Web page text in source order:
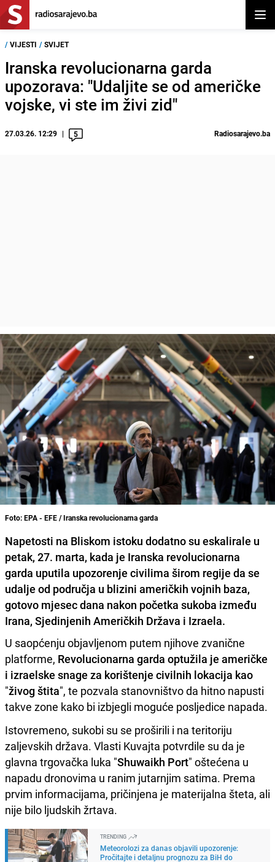
/ VIJESTI / SVIJET
Iranska revolucionarna garda
upozorava: "Udaljite se od američke
vojske, vi ste im živi zid"
27.03.26. 12:29 5 Radiosarajevo.ba
Foto: EPA - EFE / Iranska revolucionarna garda
Napetosti na Bliskom istoku dodatno su eskalirale u
petak, 27. marta, kada je Iranska revolucionarna
garda uputila upozorenje civilima širom regije da se
udalje od područja u blizini američkih vojnih baza,
gotovo mjesec dana nakon početka sukoba između
Irana, Sjedinjenih Američkih Država i Izraela.
U saopćenju objavljenom putem njihove zvanične
platforme, Revolucionarna garda optužila je američke
i izraelske snage za korištenje civilnih lokacija kao
"živog štita", te pozvala stanovništvo da hitno napusti
takve zone kako bi izbjegli moguće posljedice napada.
Istovremeno, sukobi su se proširili i na teritoriju
zaljevskih država. Vlasti Kuvajta potvrdile su da je
glavna trgovačka luka "Shuwaikh Port" oštećena u
napadu dronovima u ranim jutarnjim satima. Prema
prvim informacijama, pričinjena je materijalna šteta, ali
nije bilo ljudskih žrtava.
TRENDING
Meteorolozi za danas objavili upozorenje:
Pročitajte i detaljnu prognozu za BiH do